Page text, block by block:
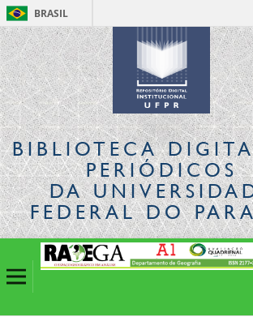
BRASIL
Acesso
BIBLIOTECA
PERIÓDICOS
DA
FEDERAL DO